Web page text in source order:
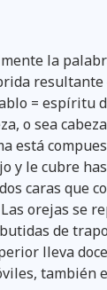
la
resultante
= espíritu
o sea
está
y le cubre
caras que
Las orejas se
de
lleva
también